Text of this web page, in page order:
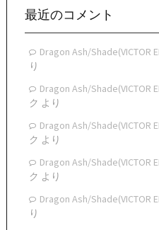
リ
最近のコメント
Dragon Ash/Shade(VICTOR
り
Dragon Ash/Shade(VICTOR
ク より
Dragon Ash/Shade(VICTOR
ク より
Dragon Ash/Shade(VICTOR
ク より
Dragon Ash/Shade(VICTOR
り